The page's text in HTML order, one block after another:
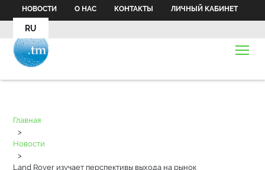
НОВОСТИ О НАС КОНТАКТЫ ЛИЧНЫЙ КАБИНЕТ
RU
Главная
>
Новости
>
Land Rover изучает перспективы выхода на рынок